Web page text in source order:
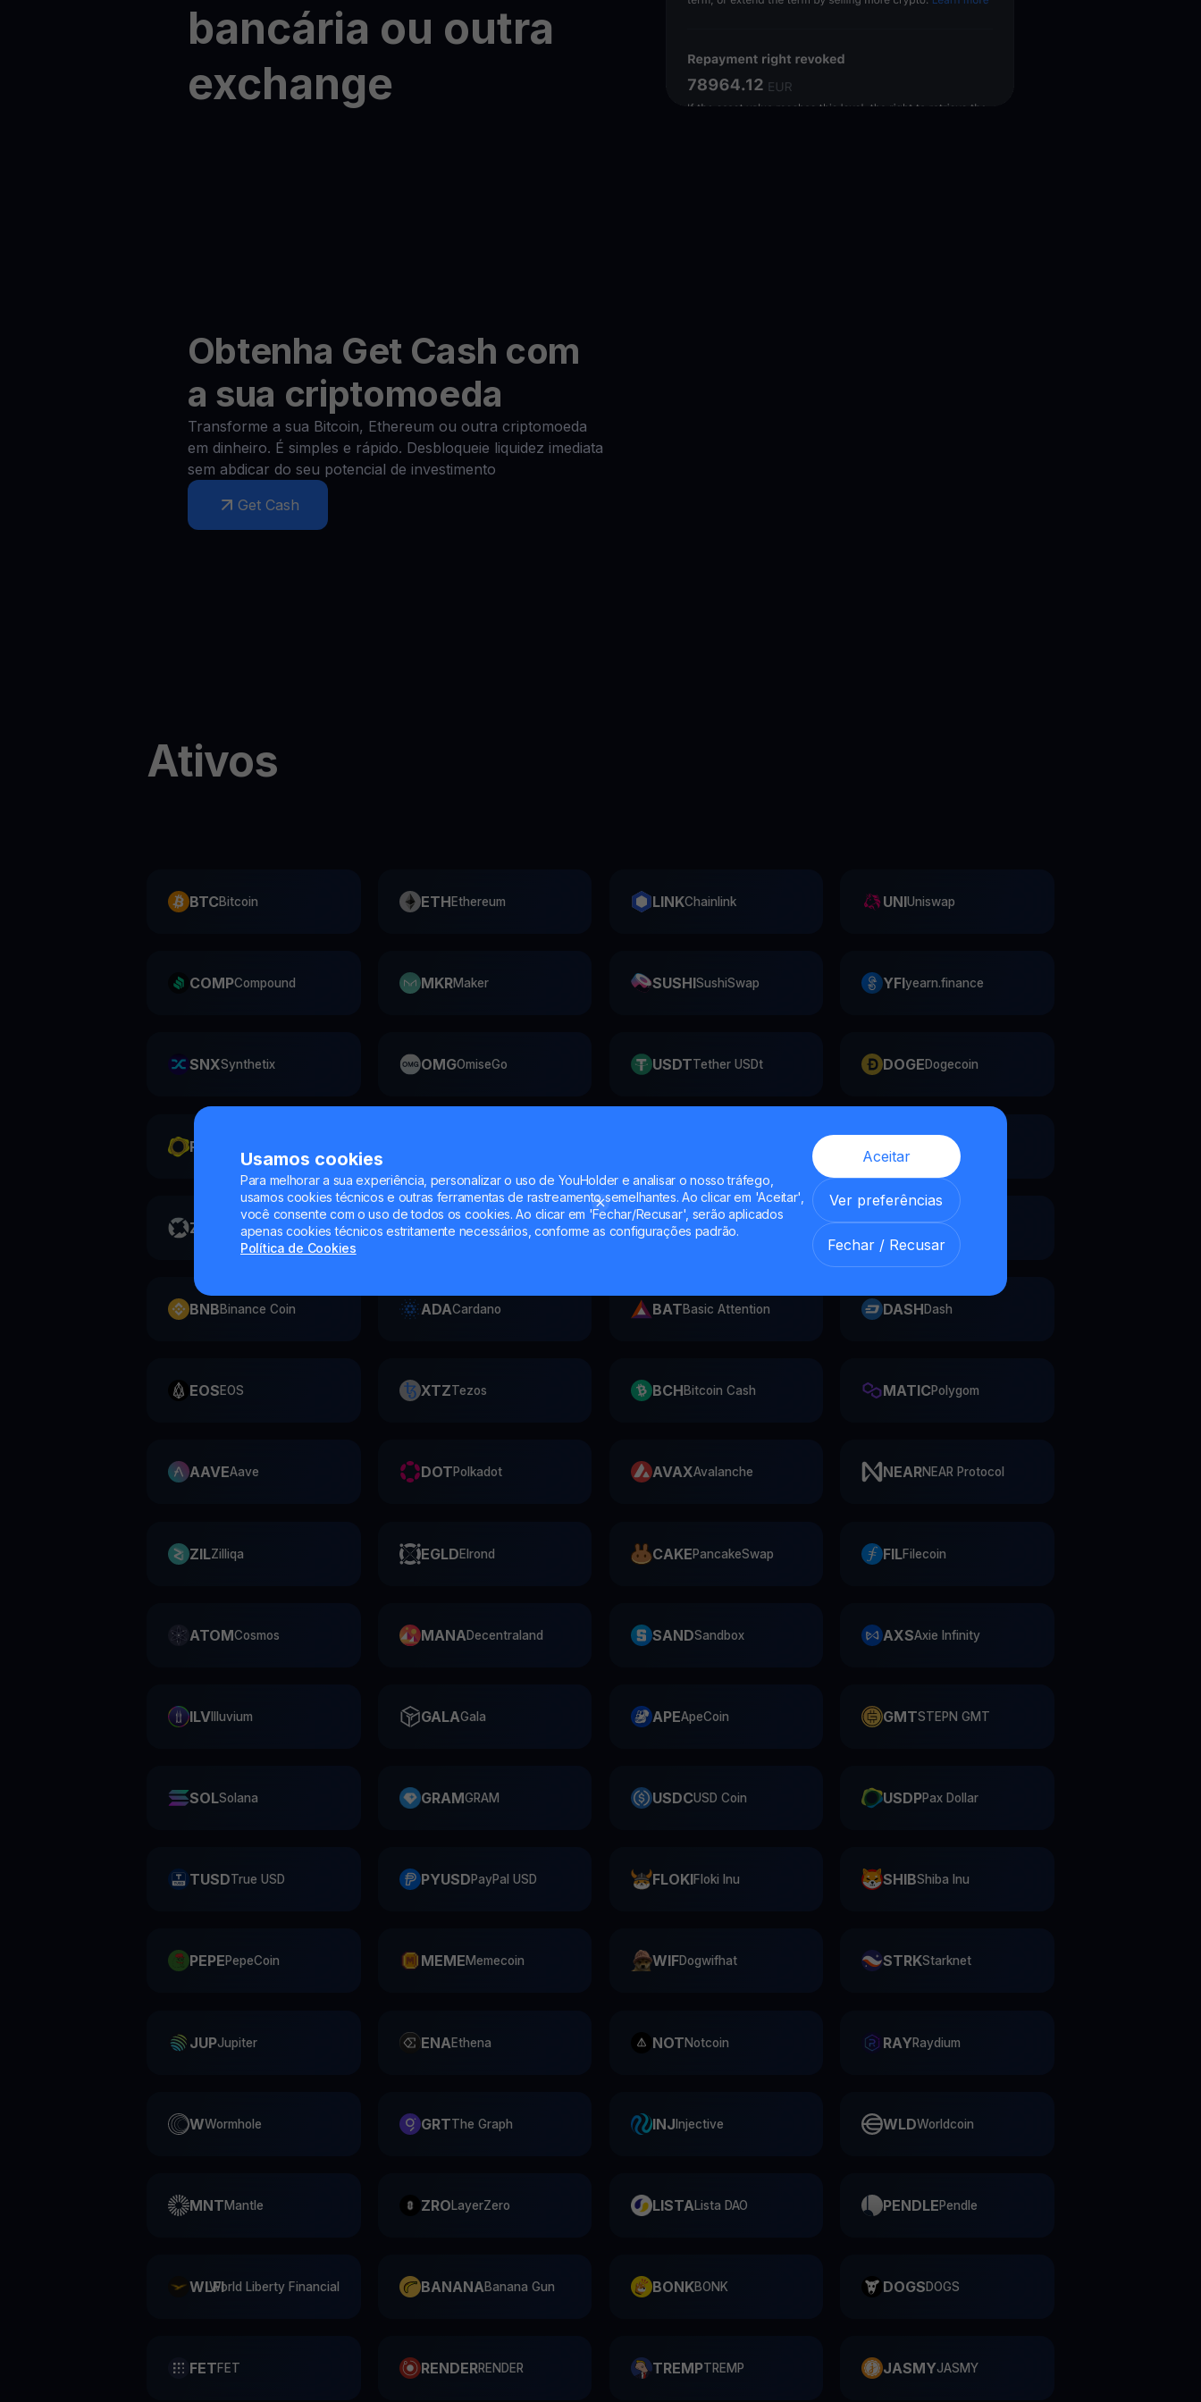
Usamos cookies
Para melhorar a sua experiência, personalizar o uso de YouHolder e analisar o nosso tráfego,
usamos cookies técnicos e outras ferramentas de rastreamento semelhantes. Ao clicar em 'Aceitar',
você consente com o uso de todos os cookies. Ao clicar em 'Fechar/Recusar', serão aplicados
apenas cookies técnicos estritamente necessários, conforme as configurações padrão.
Política de Cookies
Aceitar
Ver preferências
Fechar / Recusar
bancária ou outra
exchange
Obtenha Get Cash com
a sua criptomoeda
Transforme a sua Bitcoin, Ethereum ou outra criptomoeda
em dinheiro. É simples e rápido. Desbloqueie liquidez imediata
sem abdicar do seu potencial de investimento
Get Cash
Ativos
BTCBitcoin ETHEthereum LINKChainlink UNIUniswap
COMPCompound MKRMaker SUSHISushiSwap YFIyearn.finance
SNXSynthetix OMGOmiseGo USDTTether USDt DOGEDogecoin
PAXG
ZRX BNTBancor TRXTron REPAugur
BNBBinance Coin ADACardano BATBasic Attention DASHDash
EOSEOS XTZTezos BCHBitcoin Cash MATICPolygom
AAVEAave DOTPolkadot AVAXAvalanche NEARNEAR Protocol
ZILZilliqa EGLDElrond CAKEPancakeSwap FILFilecoin
ATOMCosmos MANADecentraland SANDSandbox AXSAxie Infinity
ILV Illuvium GALAGala APEApeCoin GMTSTEPN GMT
SOLSolana GRAMGRAM USDCUSD Coin USDPPax Dollar
TUSDTrue USD PYUSDPayPal USD FLOKIFloki Inu SHIBShiba Inu
PEPEPepeCoin MEMEMemecoin WIFDogwifhat STRKStarknet
JUPJupiter ENAEthena NOTNotcoin RAYRaydium
WWormhole GRTThe Graph INJ Injective WLDWorldcoin
MNTMantle ZROLayerZero LISTALista DAO PENDLEPendle
WLFIWorld Liberty Financial BANANABanana Gun BONKBONK DOGSDOGS
FETFET RENDERRENDER TREMPTREMP JASMYJASMY